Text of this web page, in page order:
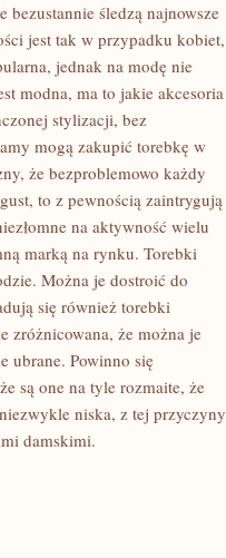
śledzą najnowsze
jest tak w przypadku kobiet,
jednak na modę nie
modna, ma to jakie akcesoria
stylizacji, bez
mogą zakupić torebkę w
że bezproblemowo każdy
to z pewnością zaintrygują
na aktywność wielu
marką na rynku. Torebki
Można je dostroić do
się również torebki
zróżnicowana, że można je
ubrane. Powinno się
są one na tyle rozmaite, że
niska, z tej przyczyny
damskimi.